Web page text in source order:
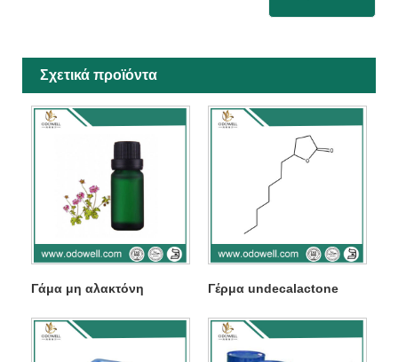
Σχετικά προϊόντα
Γάμα μη αλακτόνη Γέρμα undecalactone